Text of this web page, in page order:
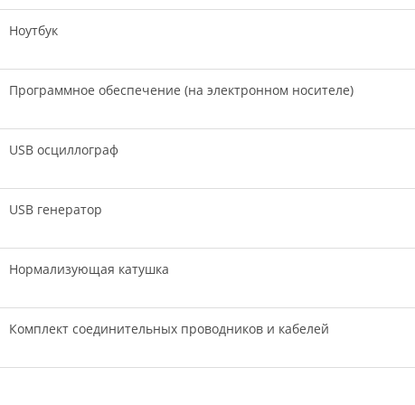
Ноутбук
Программное обеспечение (на электронном носителе)
USB осциллограф
USB генератор
Нормализующая катушка
Комплект соединительных проводников и кабелей